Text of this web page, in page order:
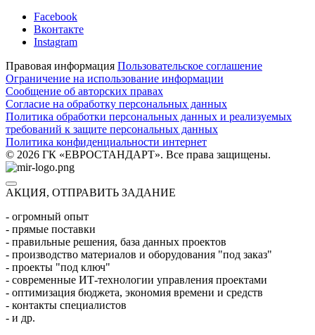
Facebook
Вконтакте
Instagram
Правовая информация Пользовательское соглашение
Ограничение на использование информации
Сообщение об авторских правах
Согласие на обработку персональных данных
Политика обработки персональных данных и реализуемых
требований к защите персональных данных
Политика конфиденциальности интернет
© 2026 ГК «ЕВРОСТАНДАРТ». Все права защищены.
АКЦИЯ, ОТПРАВИТЬ ЗАДАНИЕ
- огромный опыт
- прямые поставки
- правильные решения, база данных проектов
- производство материалов и оборудования "под заказ"
- проекты "под ключ"
- современные ИТ-технологии управления проектами
- оптимизация бюджета, экономия времени и средств
- контакты специалистов
- и др.